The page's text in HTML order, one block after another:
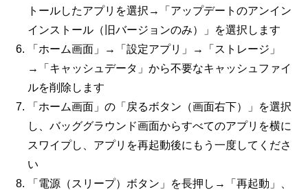
トールしたアプリを選択→「アップデートのアンイン
インストール（旧バージョンのみ）」を選択します
「ホーム画面」→「設定アプリ」→「ストレージ」
→「キャッシュデータ」から不要なキャッシュファイ
ルを削除します
「ホーム画面」の「戻るボタン（画面右下）」を選択
し、バッググラウンド画面からすべてのアプリを横に
スワイプし、アプリを再起動後にもう一度してくださ
い
「電源（スリープ）ボタン」を長押し→「再起動」、